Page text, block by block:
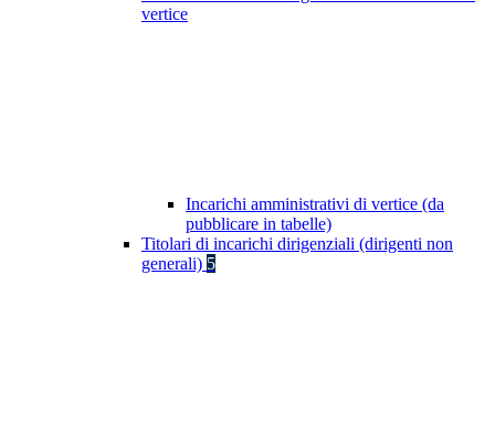
vertice
Incarichi amministrativi di vertice (da
pubblicare in tabelle)
Titolari di incarichi dirigenziali (dirigenti non
generali) 5